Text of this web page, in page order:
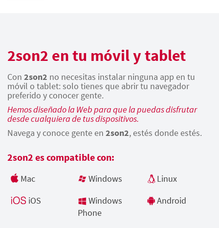
2son2 en tu móvil y tablet
Con 2son2 no necesitas instalar ninguna app en tu
móvil o tablet: solo tienes que abrir tu navegador
preferido y conocer gente.
Hemos diseñado la Web para que la puedas disfrutar
desde cualquiera de tus dispositivos.
Navega y conoce gente en 2son2, estés donde estés.
2son2 es compatible con:
Mac Windows
Linux
iOS
Windows
Phone
Android